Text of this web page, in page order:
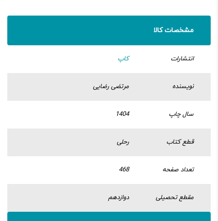
مشخصات کالا
انتشارات کاپ
نویسنده مرتضی رضایی
سال چاپ 1404
قطع کتاب رحلی
تعداد صفحه 468
مقطع تحصیلی دوازدهم